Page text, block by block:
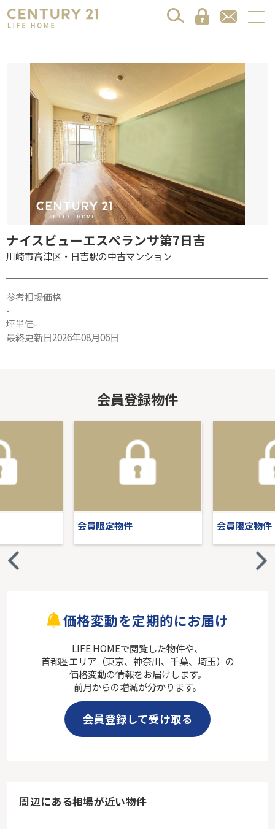
ナイスビューエスペランサ第7日吉
川崎市高津区・日吉駅の中古マンション
参考相場価格
-
坪単価-
最終更新日2026年08月06日
会員登録物件
会員限定物件 会員限定物件
価格変動を定期的にお届け
LIFE HOMEで閲覧した物件や、
首都圏エリア（東京、神奈川、千葉、埼玉）の
価格変動の情報をお届けします。
前月からの増減が分かります。
会員登録して受け取る
周辺にある相場が近い物件